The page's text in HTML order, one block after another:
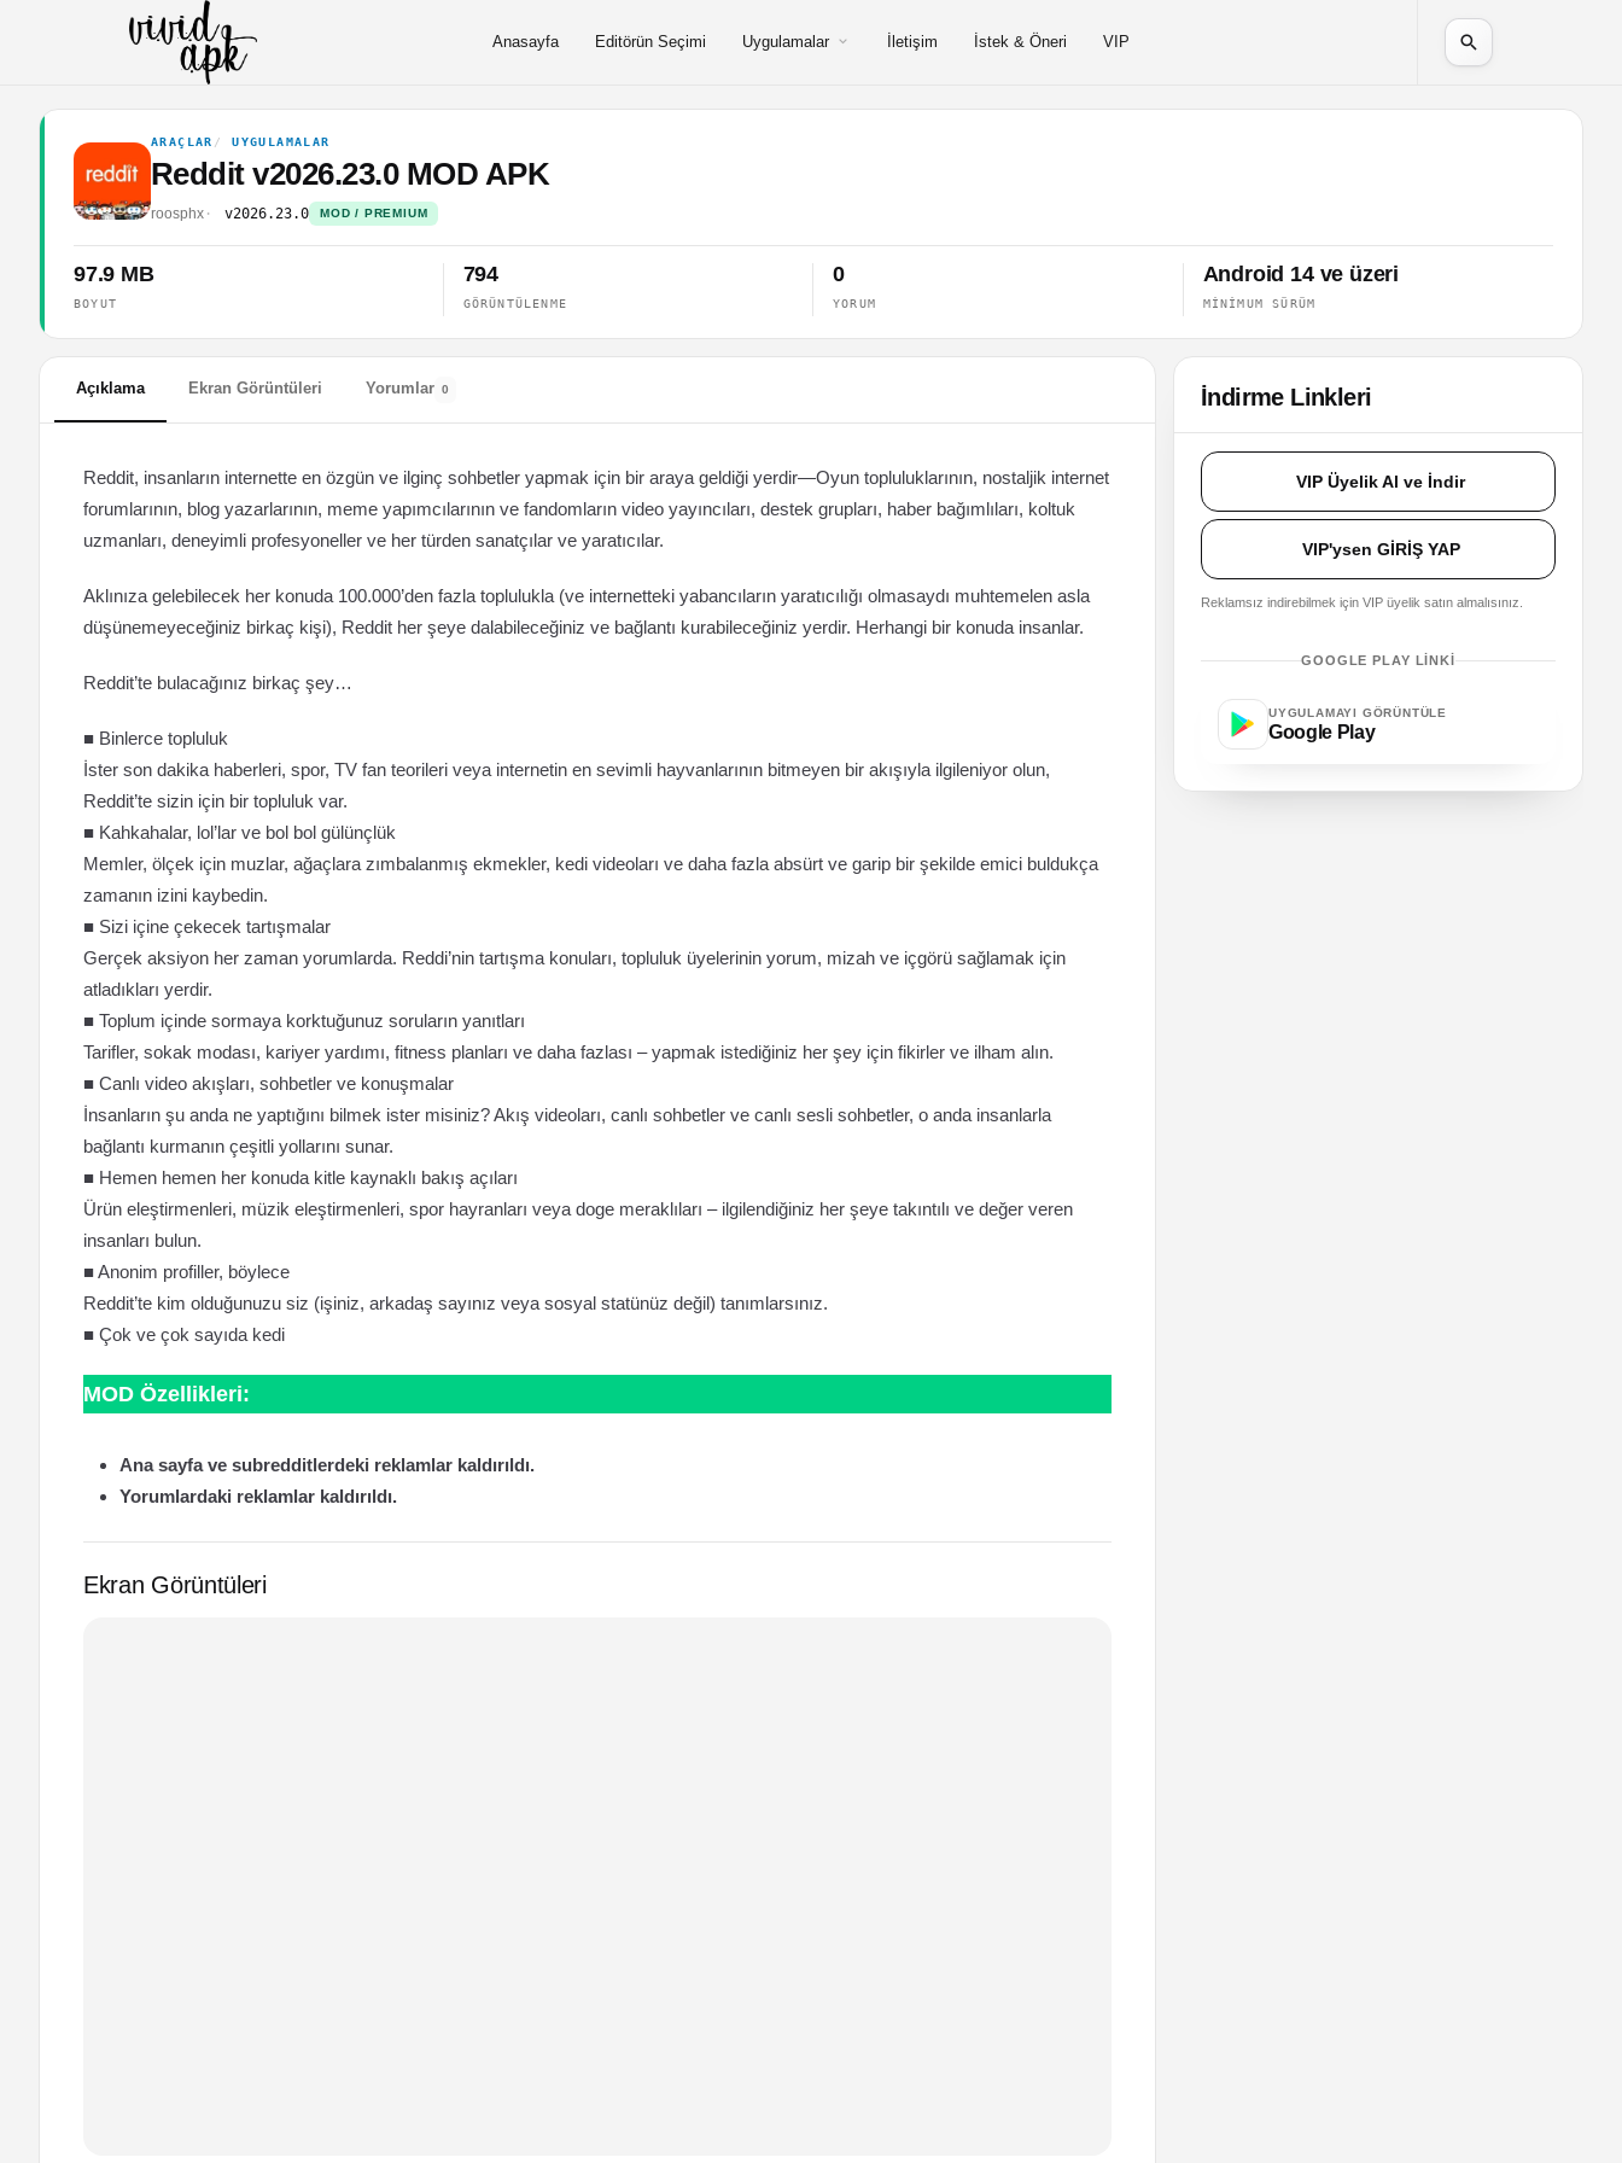
Anasayfa Editörün Seçimi Uygulamalar İletişim İstek & Öneri VIP
ARAÇLAR UYGULAMALAR
Reddit v2026.23.0 MOD APK
roosphx v2026.23.0 MOD / PREMIUM
97.9 MB
BOYUT
794
GÖRÜNTÜLENME
0
YORUM
Android 14 ve üzeri
MINIMUM SÜRÜM
Açıklama Ekran Görüntüleri Yorumlar 0
Reddit, insanların internette en özgün ve ilginç sohbetler yapmak için bir araya geldiği yerdir—Oyun topluluklarının, nostaljik internet
forumlarının, blog yazarlarının, meme yapımcılarının ve fandomların video yayıncıları, destek grupları, haber bağımlıları, koltuk
uzmanları, deneyimli profesyoneller ve her türden sanatçılar ve yaratıcılar.
Aklınıza gelebilecek her konuda 100.000’den fazla toplulukla (ve internetteki yabancıların yaratıcılığı olmasaydı muhtemelen asla
düşünemeyeceğiniz birkaç kişi), Reddit her şeye dalabileceğiniz ve bağlantı kurabileceğiniz yerdir. Herhangi bir konuda insanlar.
Reddit’te bulacağınız birkaç şey…
■ Binlerce topluluk
İster son dakika haberleri, spor, TV fan teorileri veya internetin en sevimli hayvanlarının bitmeyen bir akışıyla ilgileniyor olun,
Reddit’te sizin için bir topluluk var.
■ Kahkahalar, lol’lar ve bol bol gülünçlük
Memler, ölçek için muzlar, ağaçlara zımbalanmış ekmekler, kedi videoları ve daha fazla absürt ve garip bir şekilde emici buldukça
zamanın izini kaybedin.
■ Sizi içine çekecek tartışmalar
Gerçek aksiyon her zaman yorumlarda. Reddi’nin tartışma konuları, topluluk üyelerinin yorum, mizah ve içgörü sağlamak için
atladıkları yerdir.
■ Toplum içinde sormaya korktuğunuz soruların yanıtları
Tarifler, sokak modası, kariyer yardımı, fitness planları ve daha fazlası – yapmak istediğiniz her şey için fikirler ve ilham alın.
■ Canlı video akışları, sohbetler ve konuşmalar
İnsanların şu anda ne yaptığını bilmek ister misiniz? Akış videoları, canlı sohbetler ve canlı sesli sohbetler, o anda insanlarla
bağlantı kurmanın çeşitli yollarını sunar.
■ Hemen hemen her konuda kitle kaynaklı bakış açıları
Ürün eleştirmenleri, müzik eleştirmenleri, spor hayranları veya doge meraklıları – ilgilendiğiniz her şeye takıntılı ve değer veren
insanları bulun.
■ Anonim profiller, böylece
Reddit’te kim olduğunuzu siz (işiniz, arkadaş sayınız veya sosyal statünüz değil) tanımlarsınız.
■ Çok ve çok sayıda kedi
MOD Özellikleri:
Ana sayfa ve subredditlerdeki reklamlar kaldırıldı.
Yorumlardaki reklamlar kaldırıldı.
Ekran Görüntüleri
İndirme Linkleri
VIP Üyelik Al ve İndir
VIP'ysen GİRİŞ YAP
Reklamsız indirebilmek için VIP üyelik satın almalısınız.
GOOGLE PLAY LINKI
UYGULAMAYI GÖRÜNTÜLE
Google Play